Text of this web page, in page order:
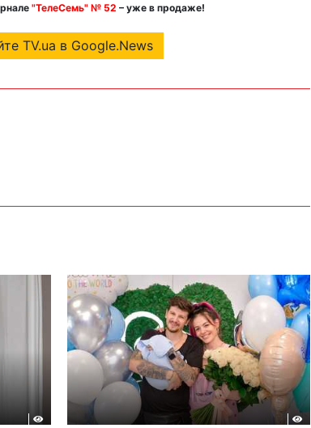
"ТелеСемь" № 52 – уже в продаже!
TV.ua в Google.News